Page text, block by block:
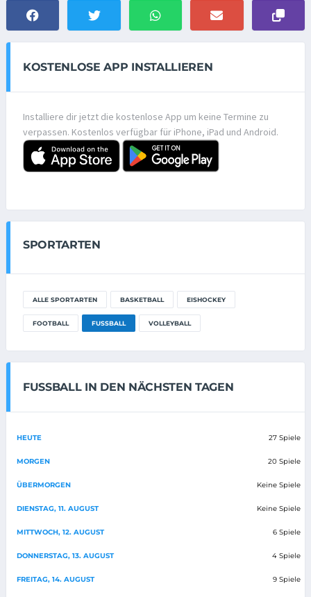
KOSTENLOSE APP INSTALLIEREN
Installiere dir jetzt die kostenlose App um keine Termine zu
verpassen. Kostenlos verfügbar für iPhone, iPad und Android.
SPORTARTEN
ALLE SPORTARTEN BASKETBALL EISHOCKEY
FOOTBALL FUSSBALL VOLLEYBALL
FUSSBALL IN DEN NÄCHSTEN TAGEN
HEUTE 27 Spiele
MORGEN 20 Spiele
ÜBERMORGEN Keine Spiele
DIENSTAG, 11. AUGUST Keine Spiele
MITTWOCH, 12. AUGUST 6 Spiele
DONNERSTAG, 13. AUGUST 4 Spiele
FREITAG, 14. AUGUST 9 Spiele